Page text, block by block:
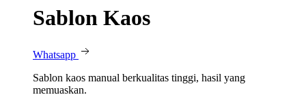
Sablon Kaos
Whatsapp
Sablon kaos manual berkualitas tinggi, hasil yang
memuaskan.